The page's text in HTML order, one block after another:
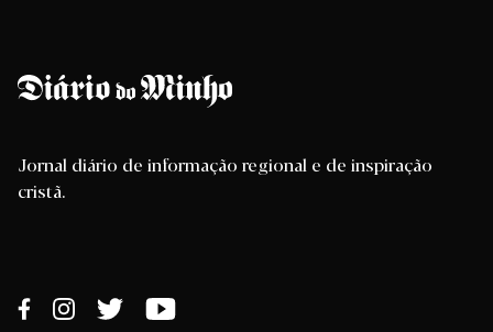
Jornal diário de informação regional e de inspiração
cristã.